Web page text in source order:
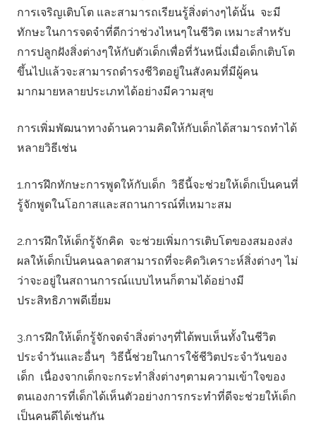
การเจริญเติบโต และสามารถเรียนรู้สิ่งต่างๆได้นั้น จะมี
ทักษะในการจดจำที่ดีกว่าช่วงไหนๆในชีวิต เหมาะสำหรับ
การปลูกฝังสิ่งต่างๆให้กับตัวเด็กเพื่อที่วันหนึ่งเมื่อเด็กเติบโต
ขึ้นไปแล้วจะสามารถดำรงชีวิตอยู่ในสังคมที่มีผู้คน
มากมายหลายประเภทได้อย่างมีความสุข
การเพิ่มพัฒนาทางด้านความคิดให้กับเด็กได้สามารถทำได้
หลายวิธีเช่น
1.การฝึกทักษะการพูดให้กับเด็ก วิธีนี้จะช่วยให้เด็กเป็นคนที่
รู้จักพูดในโอกาสและสถานการณ์ที่เหมาะสม
2.การฝึกให้เด็กรู้จักคิด จะช่วยเพิ่มการเติบโตของสมองส่ง
ผลให้เด็กเป็นคนฉลาดสามารถที่จะคิดวิเคราะห์สิ่งต่างๆ ไม่
ว่าจะอยู่ในสถานการณ์แบบไหนก็ตามได้อย่างมี
ประสิทธิภาพดีเยี่ยม
3.การฝึกให้เด็กรู้จักจดจำสิ่งต่างๆที่ได้พบเห็นทั้งในชีวิต
ประจำวันและอื่นๆ วิธีนี้ช่วยในการใช้ชีวิตประจำวันของ
เด็ก เนื่องจากเด็กจะกระทำสิ่งต่างๆตามความเข้าใจของ
ตนเองการที่เด็กได้เห็นตัวอย่างการกระทำที่ดีจะช่วยให้เด็ก
เป็นคนดีได้เช่นกัน